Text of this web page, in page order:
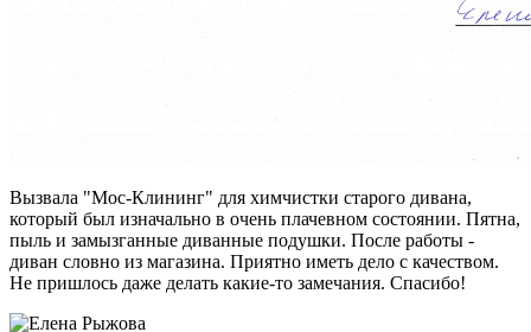
Вызвала "Мос-Клининг" для химчистки старого дивана,
который был изначально в очень плачевном состоянии. Пятна,
пыль и замызганные диванные подушки. После работы -
диван словно из магазина. Приятно иметь дело с качеством.
Не пришлось даже делать какие-то замечания. Спасибо!